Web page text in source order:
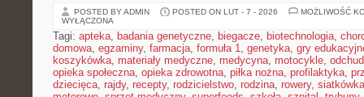
POSTED BY ADMIN POSTED ON LUT - 7 - 2026
MOŻLIWOŚĆ
WYŁĄCZONA
Tagi: apteka, badania genetyczne, biegacze, biotechnologia,
domowa, egzaminy, farmacja, formuła 1, genetyka, gry
koszykówka, materiały medyczne, medycyna, motocykle,
opieka społeczna, opieka zdrowotna, piłka nożna, profilaktyka,
dziecięca, rajdy, recepty, rodzicielstwo, rodzina, rowery, siatkówka